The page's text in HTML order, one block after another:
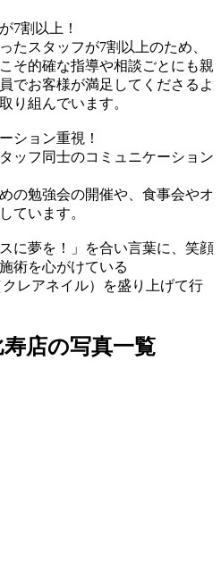
7割以上！
たスタッフが7割以上のため、
そ的確な指導や相談ごとにも親
でお客様が満足してくださるよ
り組んでいます。
ション重視！
ッフ同士のコミュニケーション
の勉強会の開催や、食事会やオ
ています。
に夢を！」を合い言葉に、笑顔
術を心がけている
レアネイル）を盛り上げて行
店の写真一覧